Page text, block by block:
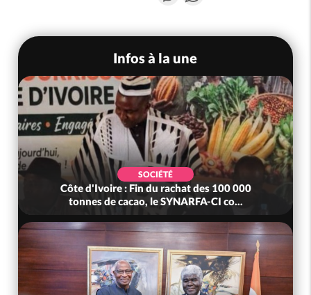
Infos à la une
SOCIÉTÉ
Côte d'Ivoire : Fin du rachat des 100 000
tonnes de cacao, le SYNARFA-CI co...